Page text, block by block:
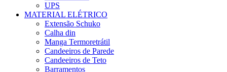
UPS
MATERIAL ELÉTRICO
Extensão Schuko
Calha din
Manga Termoretrátil
Candeeiros de Parede
Candeeiros de Teto
Barramentos